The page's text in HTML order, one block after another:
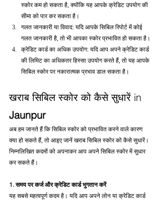
स्कोर कम हो सकता है, क्योंकि यह आपके क्रेडिट उपयोग की
सीमा को पार कर सकता है।
गलत जानकारी या विवाद: यदि आपके सिबिल रिपोर्ट में कोई
गलत जानकारी है, तो भी आपका स्कोर प्रभावित हो सकता है।
क्रेडिट कार्ड का अधिक उपयोग: यदि आप अपने क्रेडिट कार्ड
की लिमिट का अधिकतर हिस्सा उपयोग करते हैं, तो यह आपके
सिबिल स्कोर पर नकारात्मक प्रभाव डाल सकता है।
खराब सिबिल स्कोर को कैसे सुधारें in
Jaunpur
अब हम जानते हैं कि सिबिल स्कोर को प्रभावित करने वाले कारण
क्या हो सकते हैं, तो आइए जानें खराब सिबिल स्कोर को कैसे सुधारें।
निम्नलिखित कदमों को अपनाकर आप अपने सिबिल स्कोर में सुधार
कर सकते हैं।
1. समय पर कर्ज और क्रेडिट कार्ड भुगतान करें
यह सबसे महत्वपूर्ण कदम है। यदि आप अपने लोन या क्रेडिट कार्ड